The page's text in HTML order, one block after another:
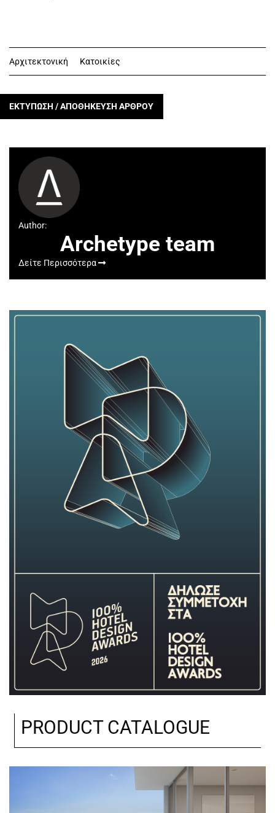
Αρχιτεκτονική Κατοικίες
ΕΚΤΥΠΩΣΗ / ΑΠΟΘΗΚΕΥΣΗ ΑΡΘΡΟΥ
Author:
Archetype team
Δείτε Περισσότερα
PRODUCT CATALOGUE